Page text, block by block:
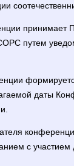
принимает
путем
даты
с